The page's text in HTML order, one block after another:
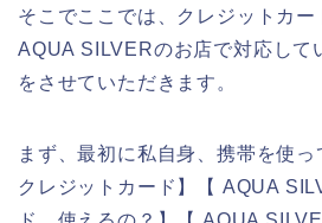
そこでここでは、クレジットカ
AQUA SILVERのお店で対応して
をさせていただきます。
まず、最初に私自身、携帯を使
クレジットカード】【 AQUA